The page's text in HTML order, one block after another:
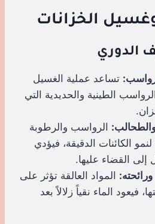
الخزانات
تساعد عملية الغسيل
الطينية والحديدية التي
والطحالب: الرواسب والرطوبة
الكائنات الدقيقة، فيؤدي
إلى القضاء عليها.
المواد العالقة تؤثر على
فيعود الماء نقياً زلالاً بعد